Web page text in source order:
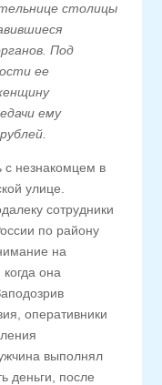
столицы
Под
ее
ему
с незнакомцем в
улице.
сотрудники
по району
на
она
оперативники
выполнял
деньги, после